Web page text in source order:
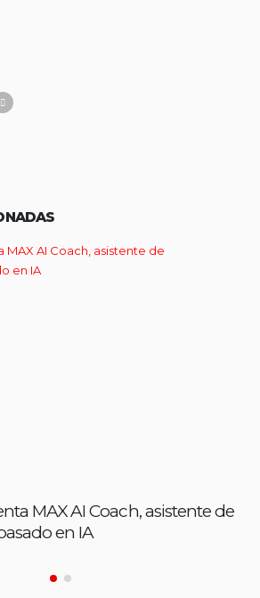
MAX AI Coach, asistente de
en IA